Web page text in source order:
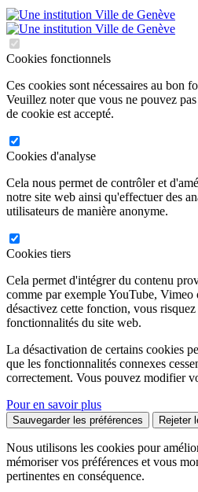
Cookies fonctionnels
Ces cookies sont nécessaires au bon
Veuillez noter que vous ne pouvez
de cookie est accepté.
Cookies d'analyse
Cela nous permet de contrôler et
notre site web ainsi qu'effectuer des
utilisateurs de manière anonyme.
Cookies tiers
Cela permet d'intégrer du contenu
comme par exemple YouTube,
désactivez cette fonction, vous
fonctionnalités du site web.
La désactivation de certains cookies
que les fonctionnalités connexes
correctement. Vous pouvez modifier
Pour en savoir plus
Sauvegarder les préférences Rejeter
Nous utilisons les cookies pour
mémoriser vos préférences et vous
pertinentes en conséquence.